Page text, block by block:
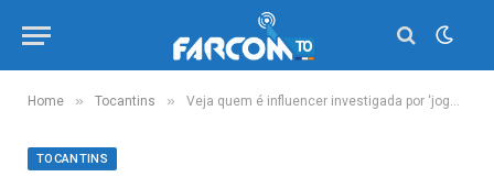
Home » Tocantins » Veja quem é influencer investigada por ‘jogo do tigrinho’ que passou de manicure a milionária com patrimônio de R$ 7,7 milhões
TOCANTINS